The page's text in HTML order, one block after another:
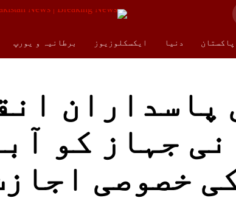
پاکستان دنیا ایکسکلوزیوز برطانیہ و یورپ
پاسداران
جہاز کو
خصوصی